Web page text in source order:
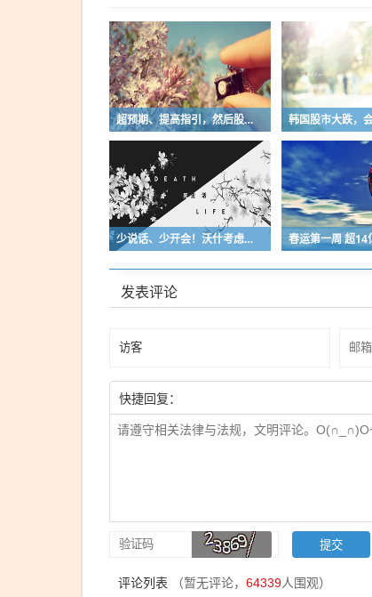
超预期、提高指引，然后股价暴跌——西部数据与闪迪的财报，揭开了这轮存储周期的裂痕
少说话、少开会！沃什考虑减少美联储议息会议次数，市场动荡或加剧
发表评论
快捷回复：
评论列表 （暂无评论， 64339人围观）